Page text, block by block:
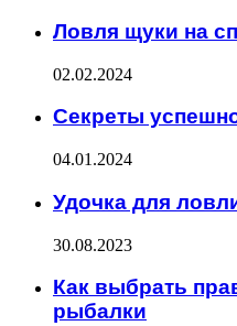
Ловля щуки на
02.02.2024
Секреты
04.01.2024
Удочка для
30.08.2023
Как выбрать
рыбалки